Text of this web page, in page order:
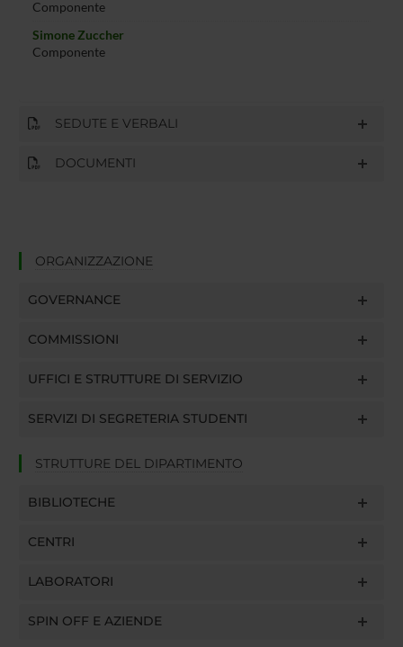
Componente
Simone Zuccher
Componente
SEDUTE E VERBALI
DOCUMENTI
ORGANIZZAZIONE
GOVERNANCE
COMMISSIONI
UFFICI E STRUTTURE DI SERVIZIO
SERVIZI DI SEGRETERIA STUDENTI
STRUTTURE DEL DIPARTIMENTO
BIBLIOTECHE
CENTRI
LABORATORI
SPIN OFF E AZIENDE